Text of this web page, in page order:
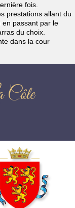
fois.
prestations allant du
en passant par le
du choix.
dans la cour
Côte